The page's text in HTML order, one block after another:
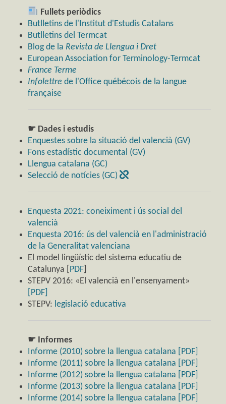
Fullets periòdics
Butlletins de l'Institut d'Estudis Catalans
Butlletins del Termcat
Blog de la Revista de Llengua i Dret
European Association for Terminology-Termcat
France Terme
Infolettre de l'Office québécois de la langue
française
☛ Dades i estudis
Enquestes sobre la situació del valencià (GV)
Fons estadístic documental (GV)
Llengua catalana (GC)
Selecció de notícies (GC)
Enquesta 2021: coneiximent i ús social del
valencià
Enquesta 2016: ús del valencià en l'administració
de la Generalitat valenciana
El model lingüístic del sistema educatiu de
Catalunya [
PDF
STEPV 2016: «El valencià en l'ensenyament»
[PDF]
STEPV: legislació educativa
☛ Informes
Informe (2010) sobre la llengua catalana [PDF]
Informe (2011) sobre la llengua catalana [PDF]
Informe (2012) sobre la llengua catalana [PDF]
Informe (2013) sobre la llengua catalana [PDF]
Informe (2014) sobre la llengua catalana [PDF]